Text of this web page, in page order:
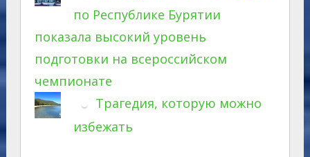
по Республике Бурятии
показала высокий уровень
подготовки на всероссийском
чемпионате
Трагедия, которую можно
избежать